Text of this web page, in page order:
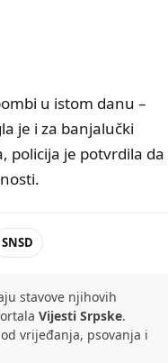
u istom danu –
je i za banjalučki
policija je potvrdila da
SNSD
stavove njihovih
Vijesti Srpske.
vrijeđanja, psovanja i